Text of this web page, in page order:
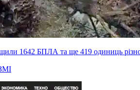
1642 БПЛА та ще 419 одиниць